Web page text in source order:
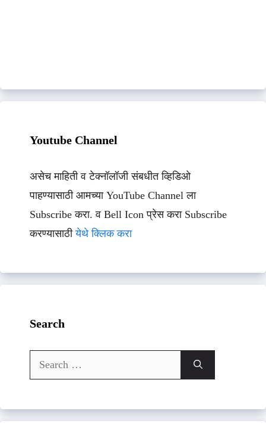
Youtube Channel
असेच माहिती व टेक्नॉलॉजी संबधीत व्हिडिओ
पाहण्यासाठी आमच्या YouTube Channel ला
Subscribe करा. व Bell Icon प्रेस करा Subscribe
करण्यासाठीयेथे क्लिक करा
Search
Search
for: